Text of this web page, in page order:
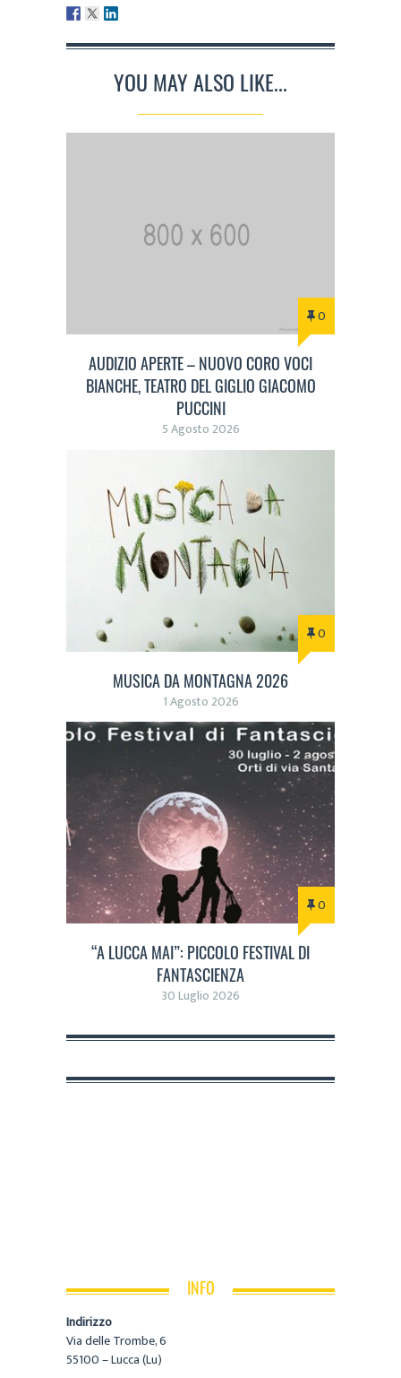
YOU MAY ALSO LIKE...
0
AUDIZIO APERTE – NUOVO CORO VOCI
BIANCHE, TEATRO DEL GIGLIO GIACOMO
PUCCINI
5 Agosto 2026
0
MUSICA DA MONTAGNA 2026
1 Agosto 2026
0
“A LUCCA MAI”: PICCOLO FESTIVAL DI
FANTASCIENZA
30 Luglio 2026
INFO
Indirizzo
Via delle Trombe, 6
55100 – Lucca (Lu)